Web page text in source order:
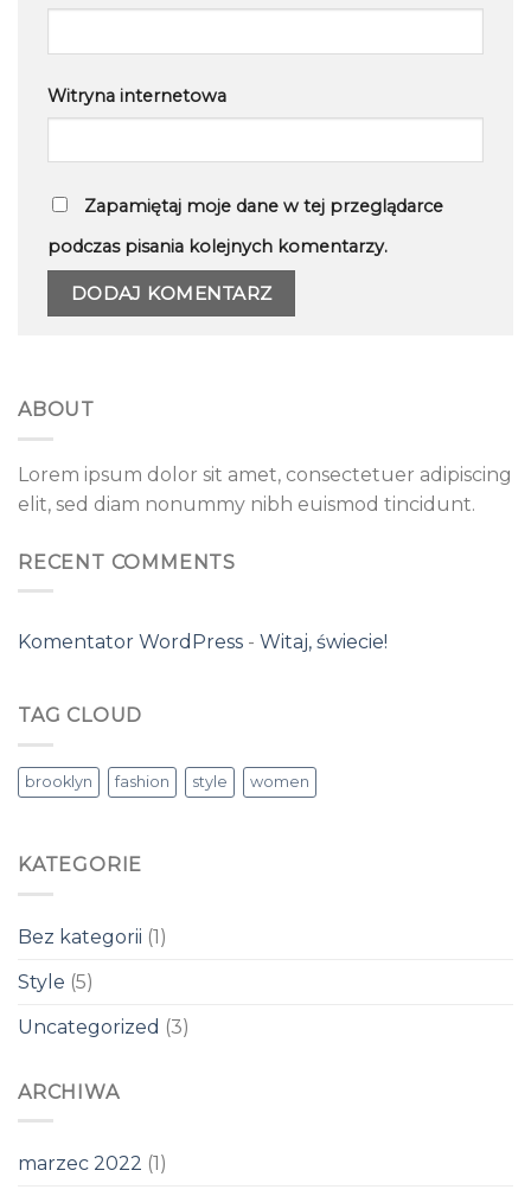
Witryna internetowa
Zapamiętaj moje dane w tej przeglądarce
podczas pisania kolejnych komentarzy.
ABOUT
Lorem ipsum dolor sit amet, consectetuer adipiscing
elit, sed diam nonummy nibh euismod tincidunt.
RECENT COMMENTS
Komentator WordPress - Witaj, świecie!
TAG CLOUD
brooklyn fashion style women
KATEGORIE
Bez kategorii (1)
Style (5)
Uncategorized (3)
ARCHIWA
marzec 2022 (1)